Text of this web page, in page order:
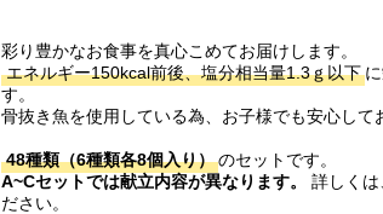
彩り豊かなお食事を真心こめてお届けします。
エネルギー150kcal前後、塩分相当量1.3ｇ以下
す。
骨抜き魚を使用している為、お子様でも安心して
48種類（6種類各8個入り） のセットです。
A~Cセットでは献立内容が異なります。
詳しくは
ださい。